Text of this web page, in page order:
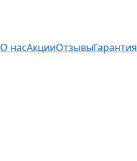
О насАкцииОтзывыГарантия